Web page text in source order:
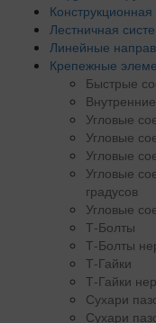
Лестничная
Линейные
Крепежные
Быстрые
Угловые
Угловые
Угловые
Угловые
градусов
Угловые
Т-Болты
Т-Болты
Т-Гайки
Т-Гайки
Сухари
Сухари